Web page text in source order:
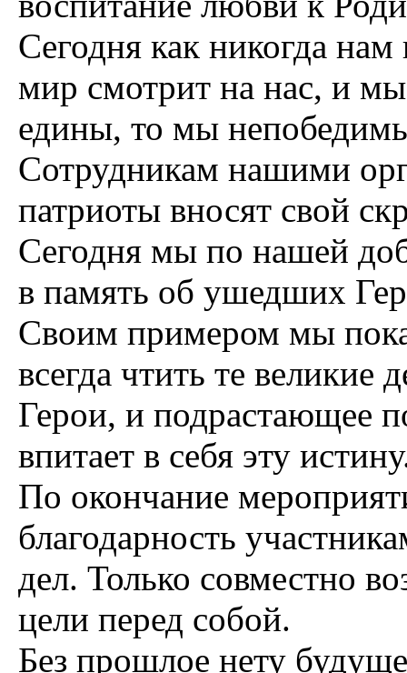
Сегодня как никогда
мир смотрит на нас, и
едины, то мы
Сотрудникам нашими
патриоты вносят свой
Сегодня мы по нашей
в память об ушедших
Своим примером мы
всегда чтить те
Герои, и подрастающее
впитает в себя эту
По окончание
благодарность
дел. Только совместно
цели перед собой.
Без прошлое нету